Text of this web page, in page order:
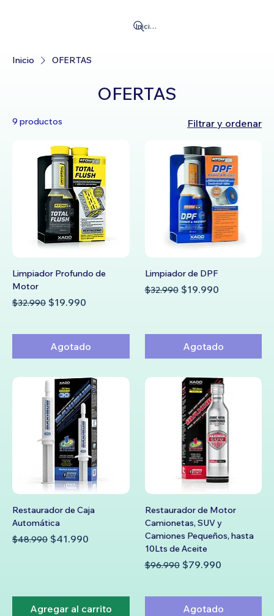
Iniciar Sesión
Inicio OFERTAS
OFERTAS
9 productos Filtrar y ordenar
Limpiador Profundo de
Motor
Precio
$32.990 Precio de oferta
$19.990
Agotado
Limpiador de DPF
Precio
$32.990 Precio de oferta
$19.990
Agotado
Restaurador de Caja
Automática
Precio
$48.990 Precio de oferta
$41.990
Agregar al carrito
Restaurador de Motor
Camionetas, SUV y
Camiones Pequeños, hasta
10Lts de Aceite
Precio
$96.990 Precio de oferta
$79.990
Agotado